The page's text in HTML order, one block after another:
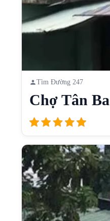
Tìm Đường 247
Chợ Tân Ba